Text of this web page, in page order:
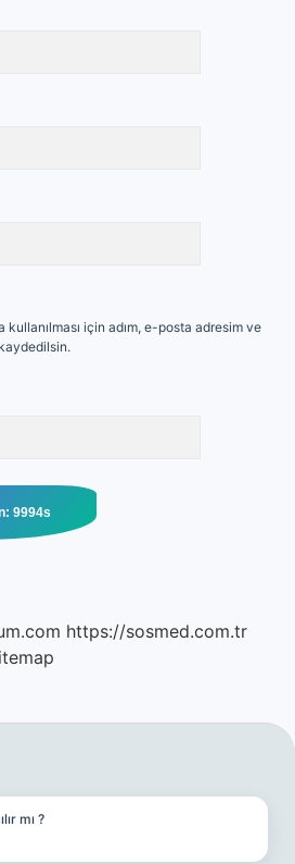
kullanılması için adım, e-posta adresim ve
https://sosmed.com.tr
mı ?